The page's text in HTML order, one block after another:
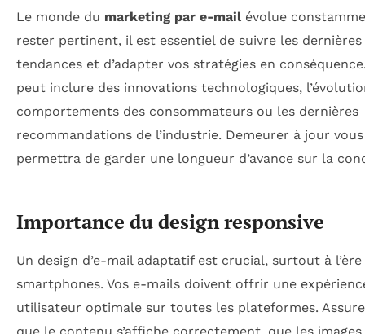
Le monde du marketing par e-mailévolue
rester pertinent, il est essentiel de suivre les dernières
tendances et d’adapter vos stratégies en
peut inclure des innovations technologiques,
comportements des consommateurs ou les dernières
recommandations de l’industrie. Demeurer à jour vous
permettra de garder une longueur d’avance sur la
Importance du design responsive
Un design d’e-mail adaptatif est crucial, surtout à l’ère
smartphones. Vos e-mails doivent offrir une
utilisateur optimale sur toutes les plateformes.